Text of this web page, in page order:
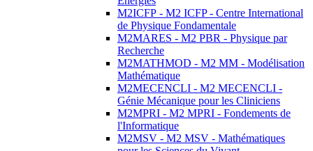
M2ICFP - M2 ICFP - Centre International
de Physique Fondamentale
M2MARES - M2 PBR - Physique par
Recherche
M2MATHMOD - M2 MM - Modélisation
Mathématique
M2MECENCLI - M2 MECENCLI -
Génie Mécanique pour les Cliniciens
M2MPRI - M2 MPRI - Fondements de
l'Informatique
M2MSV - M2 MSV - Mathématiques